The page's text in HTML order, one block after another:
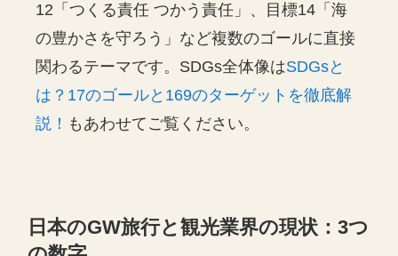
12「つくる責任 つかう責任」、目標14「海
の豊かさを守ろう」など複数のゴールに直接
関わるテーマです。SDGs全体像はSDGsと
は？17のゴールと169のターゲットを徹底解
説！ もあわせてご覧ください。
日本のGW旅行と観光業界の現状：3つ